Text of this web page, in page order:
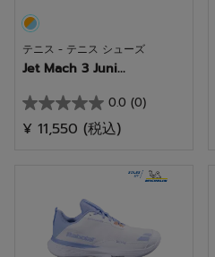
テニス - テニス シューズ
Jet Mach 3 Juni...
0.0 (0)
星
0.0
す。
¥ 11,550 (税込)